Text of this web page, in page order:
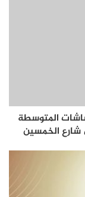
المتوسطة
شارع الخمسين